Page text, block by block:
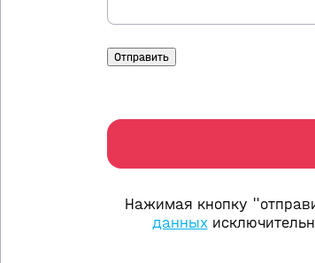
Нажимая кнопку
данных